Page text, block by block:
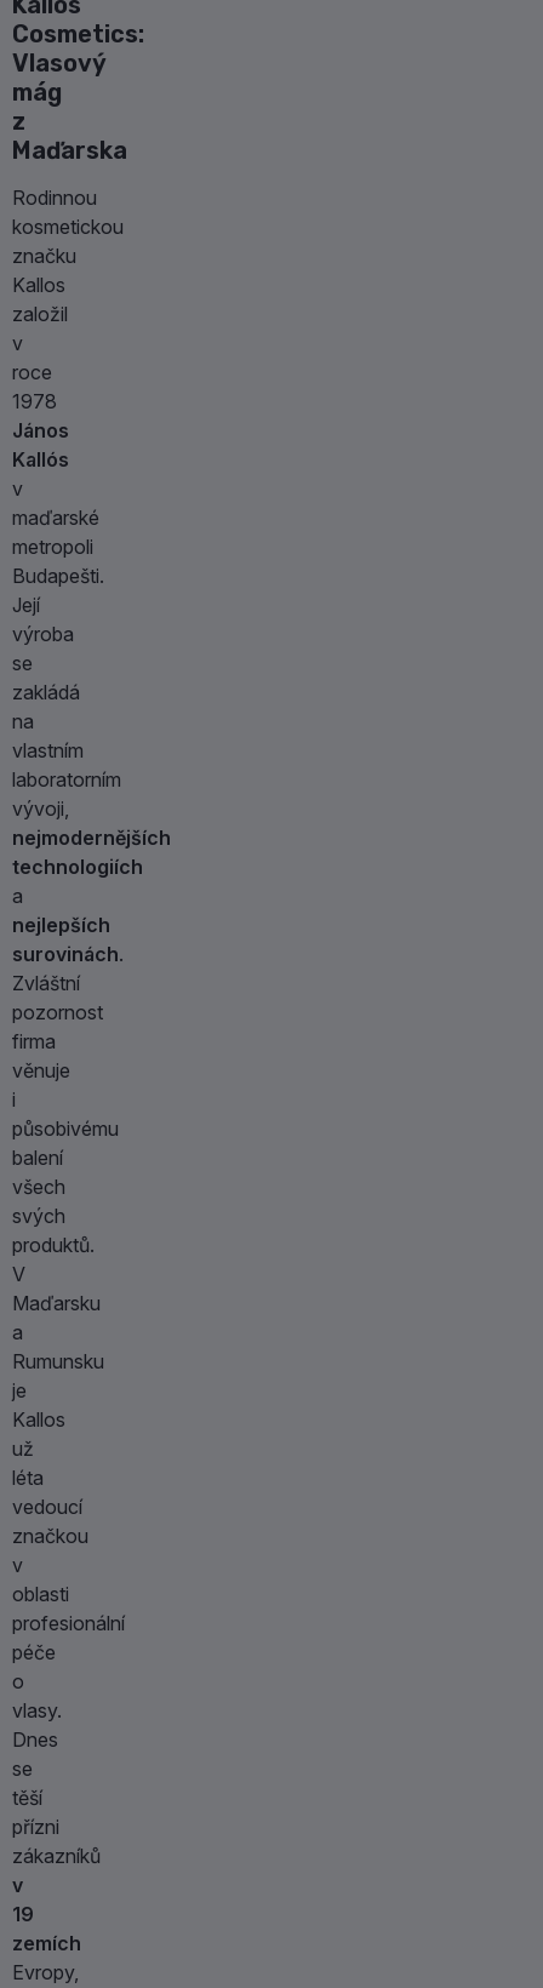
Cosmetics:
Vlasový
mág
z
Maďarska
Rodinnou
kosmetickou
značku
Kallos
založil
v
roce
1978
János
Kallós
v
maďarské
metropoli
Budapešti.
Její
výroba
se
zakládá
na
vlastním
laboratorním
vývoji,
nejmodernějších
technologiích
a
nejlepších
surovinách.
Zvláštní
pozornost
firma
věnuje
i
působivému
balení
všech
svých
produktů.
V
Maďarsku
a
Rumunsku
je
Kallos
už
léta
vedoucí
značkou
v
oblasti
profesionální
péče
o
vlasy.
Dnes
se
těší
přízni
zákazníků
v
19
zemích
Evropy,